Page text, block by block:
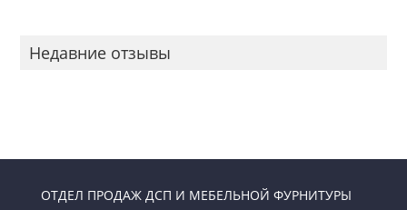
Недавние отзывы
ОТДЕЛ ПРОДАЖ ДСП И МЕБЕЛЬНОЙ ФУРНИТУРЫ